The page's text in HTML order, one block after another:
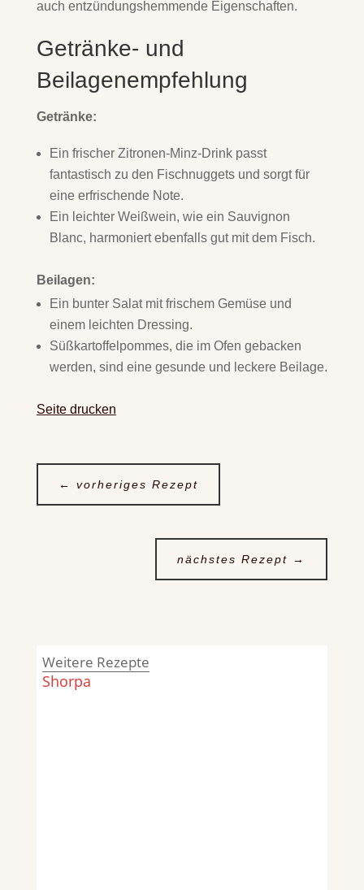
auch entzündungshemmende Eigenschaften.
Getränke- und
Beilagenempfehlung
Getränke:
Ein frischer Zitronen-Minz-Drink passt
fantastisch zu den Fischnuggets und sorgt für
eine erfrischende Note.
Ein leichter Weißwein, wie ein Sauvignon
Blanc, harmoniert ebenfalls gut mit dem Fisch.
Beilagen:
Ein bunter Salat mit frischem Gemüse und
einem leichten Dressing.
Süßkartoffelpommes, die im Ofen gebacken
werden, sind eine gesunde und leckere Beilage.
Seite drucken
← vorheriges Rezept
nächstes Rezept →
Weitere Rezepte
Shorpa